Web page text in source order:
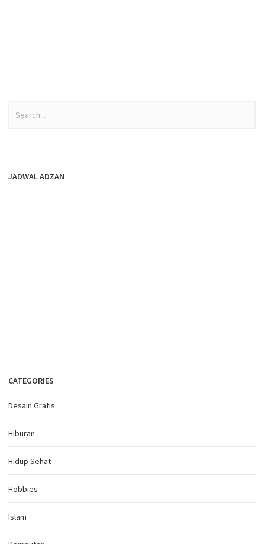
JADWAL ADZAN
CATEGORIES
Desain Grafis
Hiburan
Hidup Sehat
Hobbies
Islam